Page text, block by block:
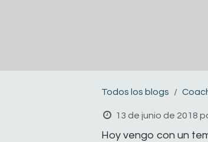
Todos los blogs
13 de junio de 2018
Hoy vengo con un